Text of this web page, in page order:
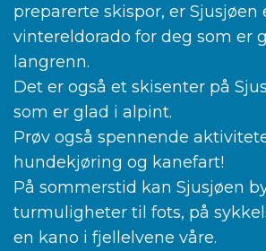
preparerte skispor, er Sjusjøen
vintereldorado for deg som er
langrenn.
Det er også et skisenter på
som er glad i alpint.
Prøv også spennende
hundekjøring og kanefart!
På sommerstid kan Sjusjøen
turmuligheter til fots, på
en kano i fjellelvene våre.